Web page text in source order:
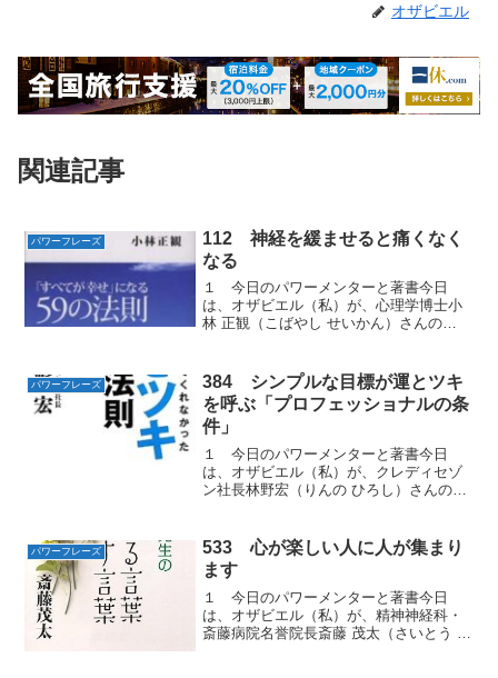
オザビエル
関連記事
パワーフレーズ
112 神経を緩ませると痛くなく
なる
１ 今日のパワーメンターと著書今日
は、オザビエル（私）が、心理学博士小
林 正観（こばやし せいかん）さんの
お届けします。２ 「許す」の語源は
「緩ます」70歳くらいの...
パワーフレーズ
384 シンプルな目標が運とツキ
を呼ぶ「プロフェッショナルの条
件」
１ 今日のパワーメンターと著書今日
は、オザビエル（私）が、クレディセゾ
ン社長林野宏（りんの ひろし）さんの著
かむ「パワーフレーズ」をお届けしま
す。２ プロフェッショナル...
パワーフレーズ
533 心が楽しい人に人が集まり
ます
１ 今日のパワーメンターと著書今日
は、オザビエル（私）が、精神神経科・
斎藤病院名誉院長斎藤 茂太（さいとう し